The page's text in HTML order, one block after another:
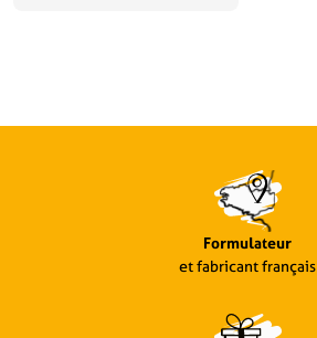
Formulateur
et fabricant français